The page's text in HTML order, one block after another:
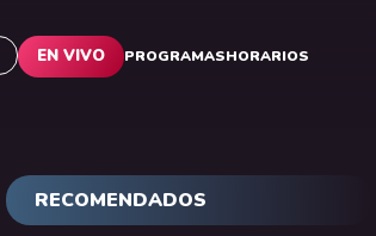
EN VIVO PROGRAMASHORARIOS
RECOMENDADOS